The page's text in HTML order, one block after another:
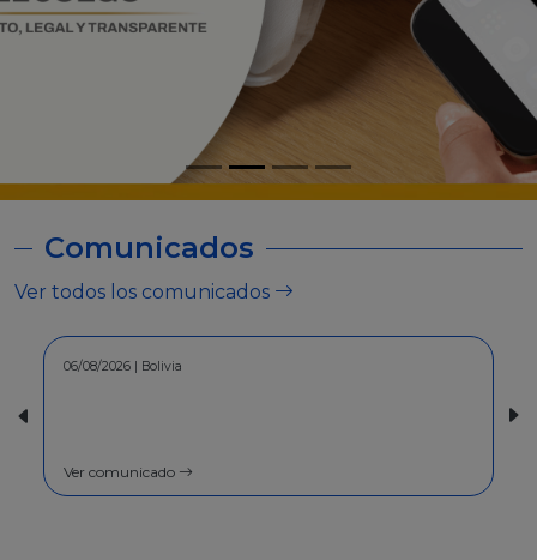
Comunicados
Ver todos los comunicados
30/07/2026 | Bolivia
Ver comunicado